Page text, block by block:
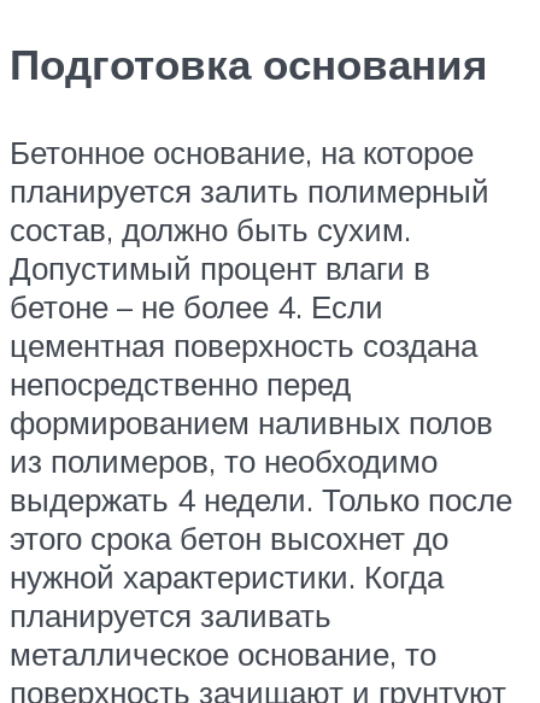
Подготовка основания
Бетонное основание, на которое
планируется залить полимерный
состав, должно быть сухим.
Допустимый процент влаги в
бетоне – не более 4. Если
цементная поверхность создана
непосредственно перед
формированием наливных полов
из полимеров, то необходимо
выдержать 4 недели. Только после
этого срока бетон высохнет до
нужной характеристики. Когда
планируется заливать
металлическое основание, то
поверхность зачищают и грунтуют